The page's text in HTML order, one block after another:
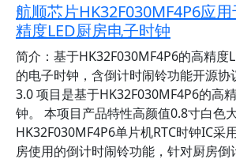
航顺芯片HK32F030MF4P6应
精度LED厨房电子时钟
简介：基于HK32F030MF4P6的高精度
的电子时钟，含倒计时闹铃功能开源协
3.0 项目是基于HK32F030MF4P6的高
钟。 本项目产品特性高颜值0.8寸白色
HK32F030MF4P6单片机RTC时钟IC采
房使用的倒计时闹铃功能，针对厨房倒